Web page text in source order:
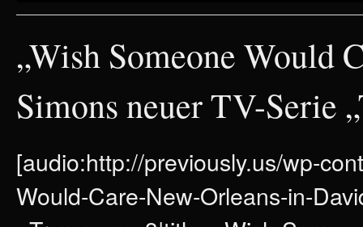
„Wish Someone Would
Simons neuer TV-Serie
[audio:http://previously.us/wp-
Would-Care-New-Orleans-in-